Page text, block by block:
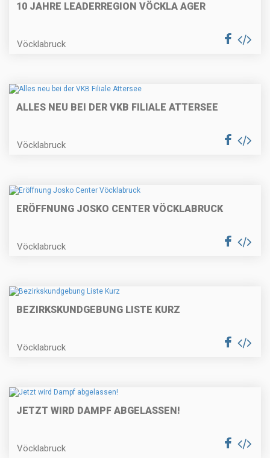
10 JAHRE LEADERREGION VÖCKLA AGER
Vöcklabruck
ALLES NEU BEI DER VKB FILIALE ATTERSEE
Vöcklabruck
ERÖFFNUNG JOSKO CENTER VÖCKLABRUCK
Vöcklabruck
BEZIRKSKUNDGEBUNG LISTE KURZ
Vöcklabruck
JETZT WIRD DAMPF ABGELASSEN!
Vöcklabruck